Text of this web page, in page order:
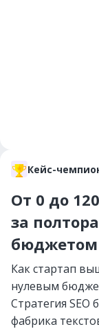
Кейс-
От 0 до
за
бюджетом
Как стартап
нулевым
Стратегия
фабрика